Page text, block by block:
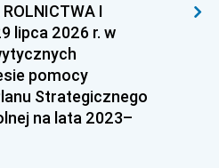
I
lipca 2026 r. w
pomocy
Strategicznego
na lata 2023–